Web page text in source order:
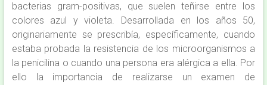
bacterias gram-positivas, que suelen teñirse entre los
colores azul y violeta. Desarrollada en los años 50,
originariamente se prescribía, específicamente, cuando
estaba probada la resistencia de los microorganismos a
la penicilina o cuando una persona era alérgica a ella. Por
ello la importancia de realizarse un examen de